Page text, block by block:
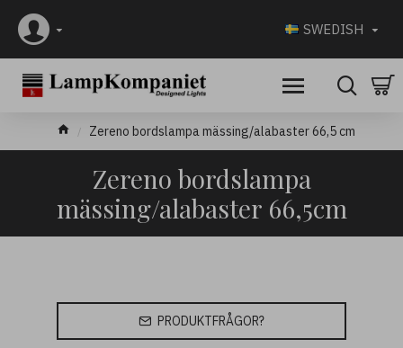
SWEDISH
Zereno bordslampa mässing/alabaster 66,5 cm
Zereno bordslampa
mässing/alabaster 66,5cm
PRODUKTFRÅGOR?